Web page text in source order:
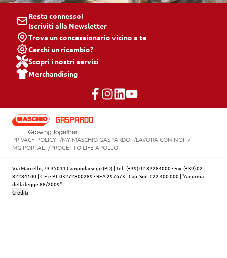
Resta connesso!
Iscriviti alla Newsletter
Trova un concessionario vicino a te
Cerchi un ricambio?
Scopri i nostri servizi
Merchandising
PRIVACY POLICY MY MASCHIO GASPARDO
LAVORA CON NOI
MG PORTAL
PROGETTO LIFE APOLLO
Via Marcello, 73 35011 Campodarsego (PD) | Tel.: (+39) 02 82284000 - Fax: (+39) 02
82284100 | C.F. e P.I. 03272800289 - REA 297673 | Cap. Soc. €22.400.000 | "A norma
della legge 88/2009"
Crediti